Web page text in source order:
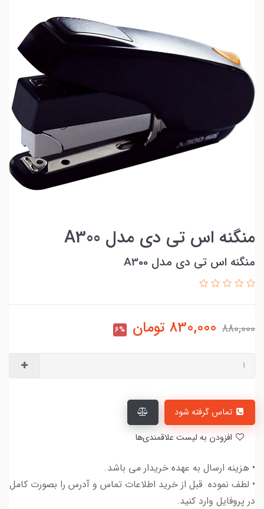
منگنه اس تی دی مدل A300
منگنه اس تی دی مدل A300
880,000
830,000 تومان 6%
تماس گرفته شود
• هزینه ارسال به عهده خریدار می باشد.
• لطف نموده قبل از خرید اطلاعات تماس و آدرس را بصورت کامل
در پروفایل وارد کنید.